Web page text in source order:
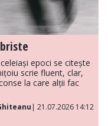
epoci se citește
scrie fluent, clar,
la care alții fac
| 21.07.2026 14:12